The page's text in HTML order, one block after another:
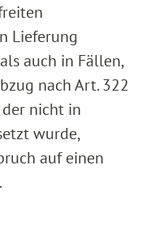
Lieferung
auch in Fällen,
nach Art. 322
nicht in
wurde,
auf einen